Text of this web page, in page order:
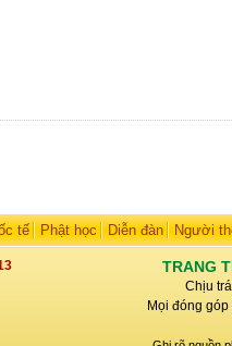
tế Phật học Diễn đàn Người
TRANG
Chịu
Mọi đóng